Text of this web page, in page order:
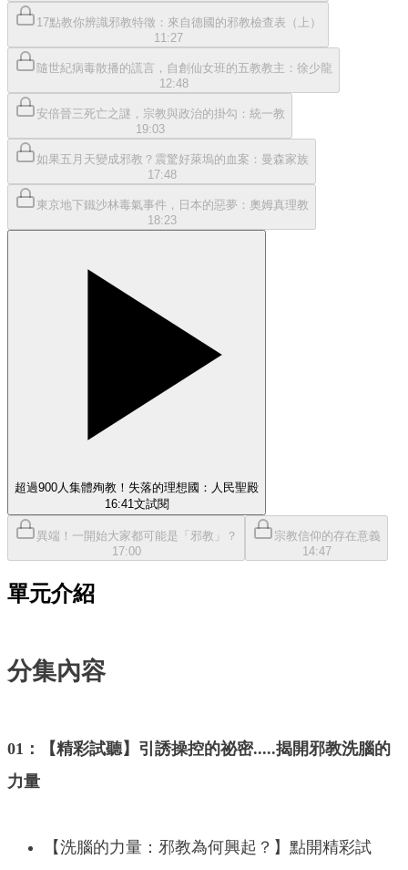
17點教你辨識邪教特徵：來自德國的邪教檢查表（上）
11:27
隨世紀病毒散播的謊言，自創仙女班的五教教主：徐少龍
12:48
安倍晉三死亡之謎，宗教與政治的掛勾：統一教
19:03
如果五月天變成邪教？震驚好萊塢的血案：曼森家族
17:48
東京地下鐵沙林毒氣事件，日本的惡夢：奧姆真理教
18:23
超過900人集體殉教！失落的理想國：人民聖殿
16:41 文試閱
異端！一開始大家都可能是「邪教」？
17:00
宗教信仰的存在意義
14:47
單元介紹
分集內容
01：【精彩試聽】引誘操控的祕密.....揭開邪教洗腦的
力量
【洗腦的力量：邪教為何興起？】點開精彩試